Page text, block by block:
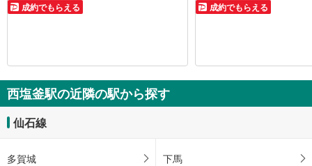
成約でもらえる 成約でもらえる
西塩釜駅の近隣の駅から探す
仙石線
多賀城 下馬